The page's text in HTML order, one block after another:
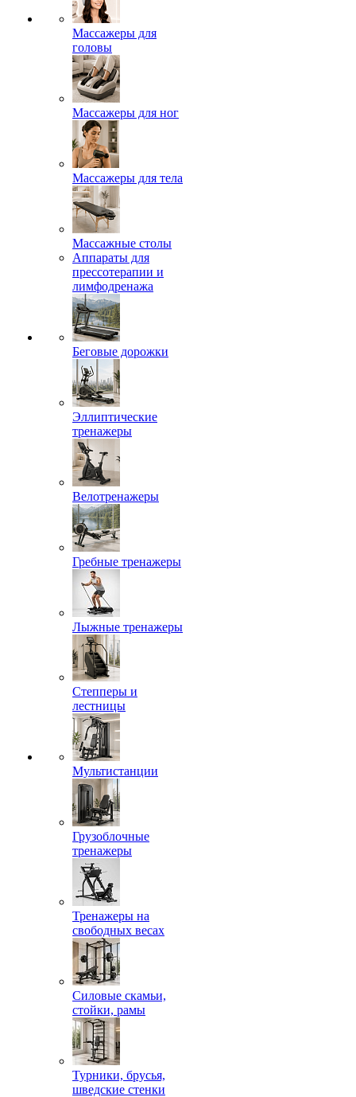
Массажеры для
головы
Массажеры для ног
Массажеры для тела
Массажные столы
Аппараты для
прессотерапии и
лимфодренажа
Беговые дорожки
Эллиптические
тренажеры
Велотренажеры
Гребные тренажеры
Лыжные тренажеры
Степперы и
лестницы
Мультистанции
Грузоблочные
тренажеры
Тренажеры на
свободных весах
Силовые скамьи,
стойки, рамы
Турники, брусья,
шведские стенки